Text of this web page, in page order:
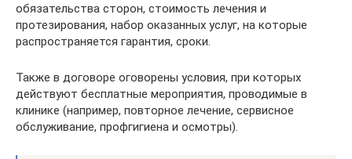
обязательства сторон, стоимость лечения и
протезирования, набор оказанных услуг, на которые
распространяется гарантия, сроки.
Также в договоре оговорены условия, при которых
действуют бесплатные мероприятия, проводимые в
клинике (например, повторное лечение, сервисное
обслуживание, профгигиена и осмотры).